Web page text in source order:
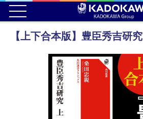
【上下合本版】豊臣秀吉研究